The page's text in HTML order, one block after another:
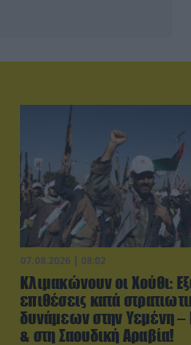
07.08.2026 | 08:02
Κλιμακώνουν οι Χούθι:
επιθέσεις κατά
δυνάμεων στην Υεμένη –
& στη Σαουδική Αραβία!